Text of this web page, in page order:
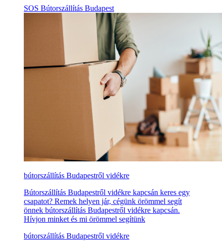
SOS Bútorszállítás Budapest
bútorszállítás Budapestről vidékre
Bútorszállítás Budapestről vidékre kapcsán keres egy
csapatot? Remek helyen jár, cégünk örömmel segít
önnek bútorszállítás Budapestről vidékre kapcsán.
Hívjon minket és mi örömmel segítünk
bútorszállítás Budapestről vidékre